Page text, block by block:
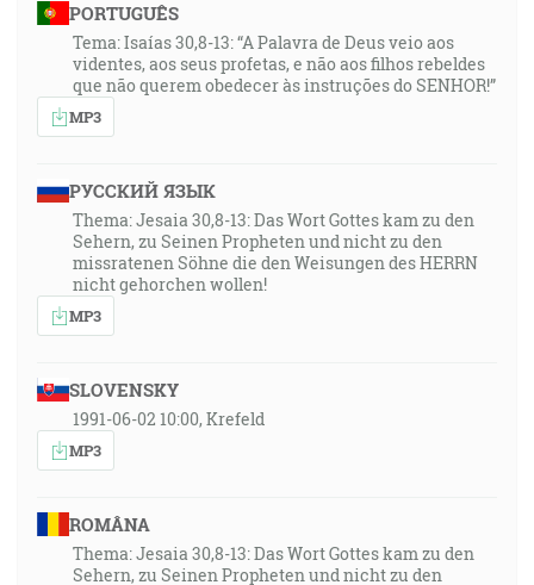
A bude tam hradská a cesta, ktorá sa bude volať
svätou cestou; neprejde po nej nečistý, ale bude pre
nich pre samých, takže idúc tou cestou ani hlúpi
nezablúdia. [Iz 35:8]
A Ježiš mu povedal: Ja som cesta i pravda i život …
47:41
Moje ovce čujú môj hlas, a ja ich znám, a nasledujú ma
… [Jn 10:27]
Vedzte, že on, Hospodin, je Bôh, on nás učinil, a jeho
sme, jeho ľud a ovčie stádo jeho pastvy. [Ž 100:3]
49:33
svet a svoju dušu utratil? [Mk 8:36]
PORTUGUÊS
Tema: Isaías 30,8-13: “A Palavra de Deus veio aos
videntes, aos seus profetas, e não aos filhos rebeldes
que não querem obedecer às instruções do SENHOR!”
MP3
РУССКИЙ ЯЗЫК
Thema: Jesaia 30,8-13: Das Wort Gottes kam zu den
Sehern, zu Seinen Propheten und nicht zu den
missratenen Söhne die den Weisungen des HERRN
nicht gehorchen wollen!
MP3
SLOVENSKY
1991-06-02 10:00, Krefeld
MP3
ROMÂNA
Thema: Jesaia 30,8-13: Das Wort Gottes kam zu den
Sehern, zu Seinen Propheten und nicht zu den